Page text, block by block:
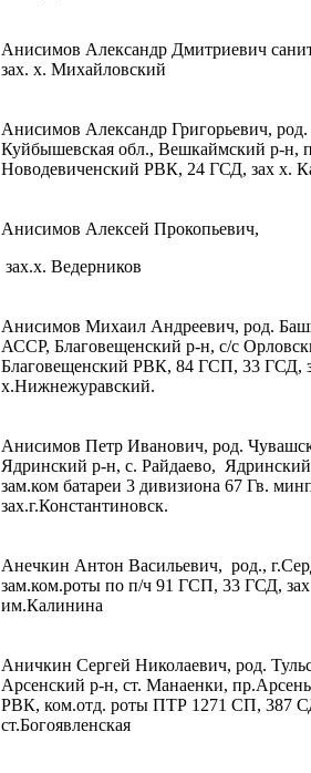
Анисимов Александр Дмитриевич
зах. х. Михайловский
Анисимов Александр Григорьевич, род.
Куйбышевская обл., Вешкаймский р-н,
Новодевиченский РВК, 24 ГСД, зах х.
Анисимов Алексей Прокопьевич,
зах.х. Ведерников
Анисимов Михаил Андреевич, род.
АССР, Благовещенский р-н, с/с
Благовещенский РВК, 84 ГСП, 33 ГСД,
х.Нижнежуравский.
Анисимов Петр Иванович, род.
Ядринский р-н, с. Райдаево,
зам.ком батареи 3 дивизиона 67 Гв.
зах.г.Константиновск.
Анечкин Антон Васильевич, род.,
зам.ком.роты по п/ч 91 ГСП, 33 ГСД,
им.Калинина
Аничкин Сергей Николаевич, род.
Арсенский р-н, ст. Манаенки,
РВК, ком.отд. роты ПТР 1271 СП, 387
ст.Богоявленская